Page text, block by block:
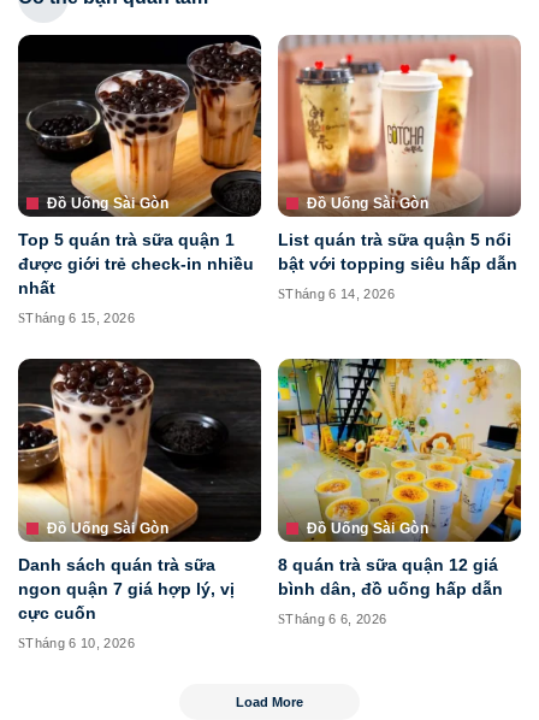
Đồ Uống Sài Gòn
Top 5 quán trà sữa quận 1
được giới trẻ check-in nhiều
nhất
Tháng 6 15, 2026
Đồ Uống Sài Gòn
List quán trà sữa quận 5 nổi
bật với topping siêu hấp dẫn
Tháng 6 14, 2026
Đồ Uống Sài Gòn
Danh sách quán trà sữa
ngon quận 7 giá hợp lý, vị
cực cuốn
Tháng 6 10, 2026
Đồ Uống Sài Gòn
8 quán trà sữa quận 12 giá
bình dân, đồ uống hấp dẫn
Tháng 6 6, 2026
Load More